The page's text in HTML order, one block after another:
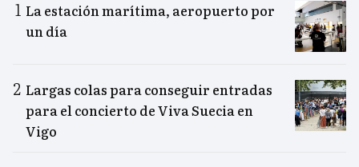
La estación marítima, aeropuerto por
un día
Largas colas para conseguir entradas
para el concierto de Viva Suecia en
Vigo